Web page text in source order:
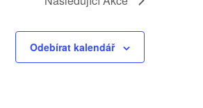
Odebírat kalendář